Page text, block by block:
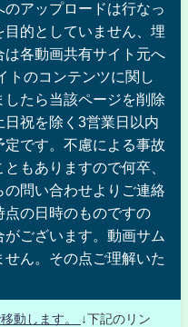
アップロードは行なっ
的としていません、埋
各動画共有サイト元へ
トのコンテンツに関し
たら当該ページを削除
日祝を除く3営業日以内
です。不慮による事故
もありますので何卒、
の問い合わせよりご連絡
点の日時のものですの
ございます。動画サム
ん。その点ご理解いた
動します。
↓下記のリン